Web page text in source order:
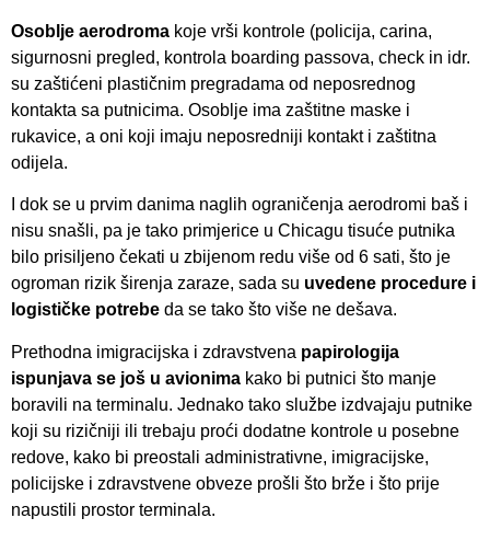
Osoblje aerodroma koje vrši kontrole (policija, carina,
sigurnosni pregled, kontrola boarding passova, check in idr.
su zaštićeni plastičnim pregradama od neposrednog
kontakta sa putnicima. Osoblje ima zaštitne maske i
rukavice, a oni koji imaju neposredniji kontakt i zaštitna
odijela.
I dok se u prvim danima naglih ograničenja aerodromi baš i
nisu snašli, pa je tako primjerice u Chicagu tisuće putnika
bilo prisiljeno čekati u zbijenom redu više od 6 sati, što je
ogroman rizik širenja zaraze, sada su uvedene procedure i
logističke potrebe da se tako što više ne dešava.
Prethodna imigracijska i zdravstvena papirologija
ispunjava se još u avionima kako bi putnici što manje
boravili na terminalu. Jednako tako službe izdvajaju putnike
koji su rizičniji ili trebaju proći dodatne kontrole u posebne
redove, kako bi preostali administrativne, imigracijske,
policijske i zdravstvene obveze prošli što brže i što prije
napustili prostor terminala.